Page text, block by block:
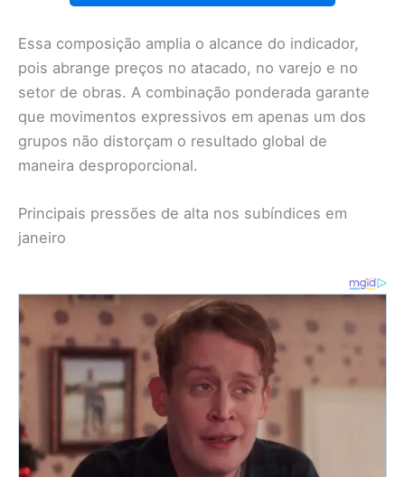
Essa composição amplia o alcance do indicador,
pois abrange preços no atacado, no varejo e no
setor de obras. A combinação ponderada garante
que movimentos expressivos em apenas um dos
grupos não distorçam o resultado global de
maneira desproporcional.
Principais pressões de alta nos subíndices em
janeiro